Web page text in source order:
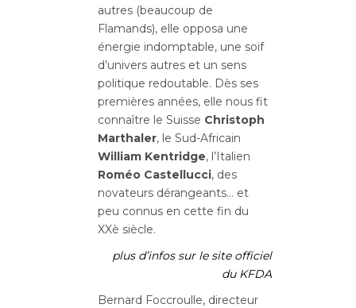
autres (beaucoup de
Flamands), elle opposa une
énergie indomptable, une soif
d’univers autres et un sens
politique redoutable. Dès ses
premières années, elle nous fit
connaître le Suisse Christoph
Marthaler, le Sud-Africain
William Kentridge, l’Italien
Roméo Castellucci, des
novateurs dérangeants… et
peu connus en cette fin du
XXè siècle.
plus d’infos sur le site officiel
du KFDA
Bernard Foccroulle, directeur